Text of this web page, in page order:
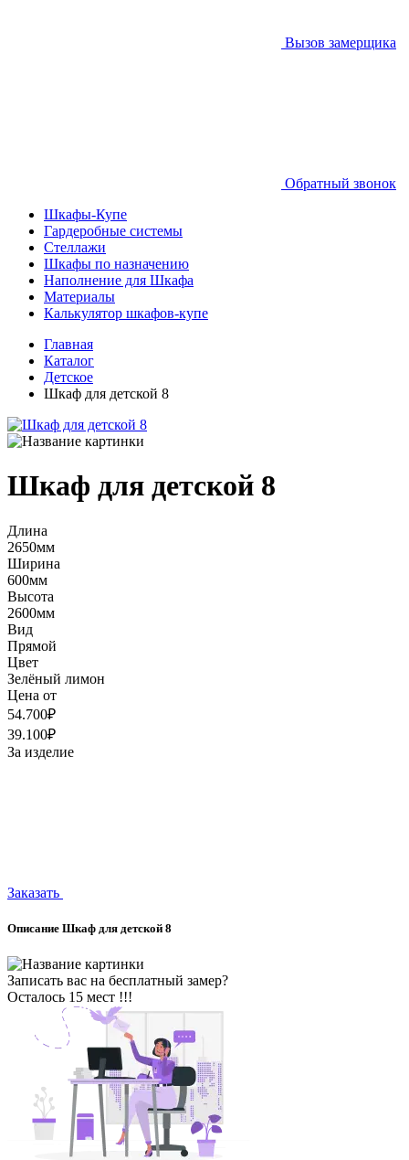
Вызов замерщика
Обратный звонок
Шкафы-Купе
Гардеробные системы
Стеллажи
Шкафы по назначению
Наполнение для Шкафа
Материалы
Калькулятор шкафов-купе
Главная
Каталог
Детское
Шкаф для детской 8
Шкаф для детской 8
Длина
2650мм
Ширина
600мм
Высота
2600мм
Вид
Прямой
Цвет
Зелёный лимон
Цена от
54.700₽
39.100₽
За изделие
Заказать
Описание Шкаф для детской 8
Записать вас на бесплатный замер?
Осталось 15 мест !!!